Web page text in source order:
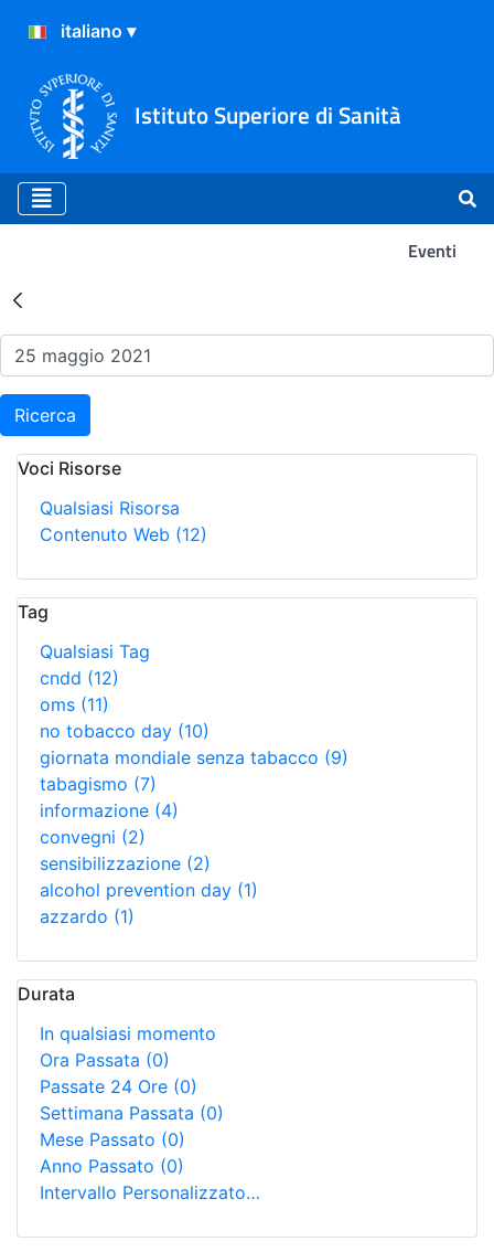
Istituto Superiore di Sanità
Eventi
Risultati della Ricerca -
Ricerca
Voci Risorse
Qualsiasi Risorsa
Contenuto Web (12)
Tag
Qualsiasi Tag
cndd (12)
oms (11)
no tobacco day (10)
giornata mondiale senza tabacco (9)
tabagismo (7)
informazione (4)
convegni (2)
sensibilizzazione (2)
alcohol prevention day (1)
azzardo (1)
Durata
In qualsiasi momento
Ora Passata (0)
Passate 24 Ore (0)
Settimana Passata (0)
Mese Passato (0)
Anno Passato (0)
Intervallo Personalizzato…